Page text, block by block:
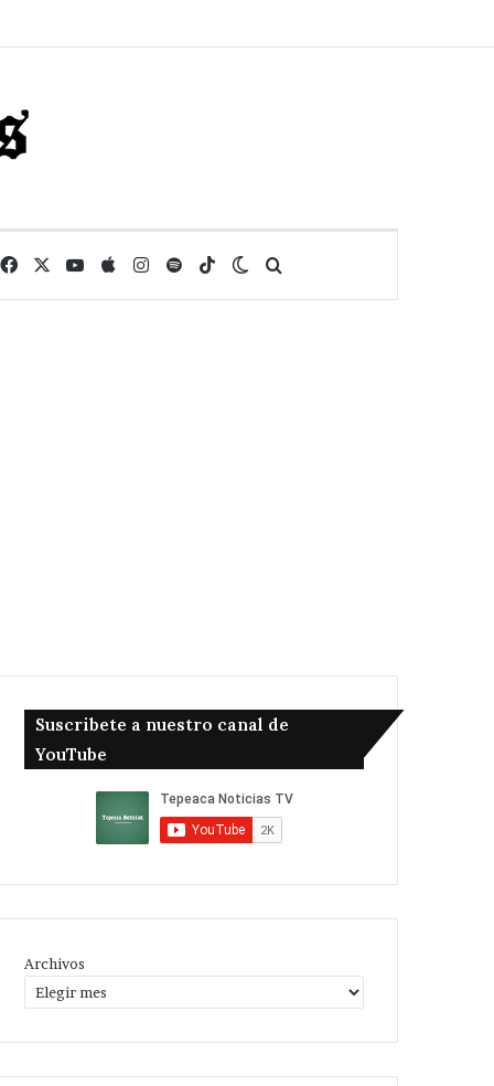
FacebookYouTube
AppleInstagram
SpotifyTikTokSwitch skin
Suscribete a nuestro canal de
YouTube
Archivos